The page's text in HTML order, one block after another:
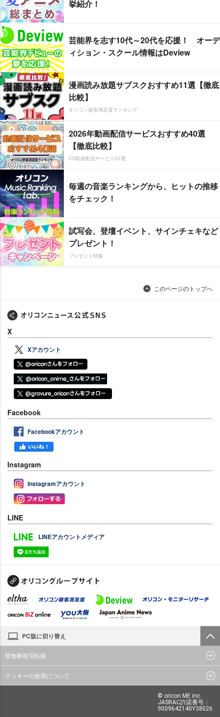
挙紹介！
芸能界を志す10代～20代を応援！ オーデ
ィション・スクール情報はDeview
漫画読み放題サブスクおすすめ11選【徹底
比較】
オリコン顧客満足度ランキング
2026年動画配信サービスおすすめ40選
【徹底比較】
CS動画配信サービス20選
毎週の音楽ランキングから、ヒットの推移
をチェック！
試写会、登壇イベント、サインチェキなど
プレゼント！
プレゼント特集
このページのトップへ
X
Xアカウント
Facebook
Facebookアカウント
Instagram
Instagramアカウント
LINE
LINEアカウントメディア
PC版に切り替え
禁無断複写転載
クッキーの使用について
© oricon ME inc.
JASRAC許諾番号：
9009642140Y38026